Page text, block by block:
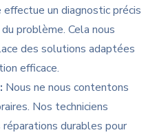
un diagnostic précis
problème. Cela nous
des solutions adaptées
efficace.
Nous ne nous contentons
Nos techniciens
réparations durables pour